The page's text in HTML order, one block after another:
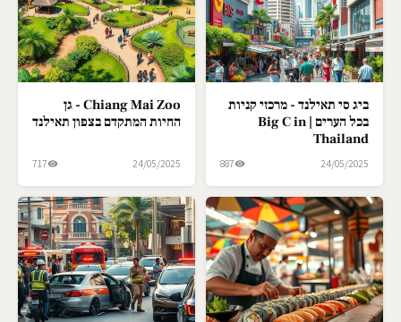
ביג סי תאילנד - מרכזי קניות
בכל הערים | Big C in
Thailand
24/05/2025
887
Chiang Mai Zoo - גן
החיות המתקדם בצפון תאילנד
24/05/2025
717